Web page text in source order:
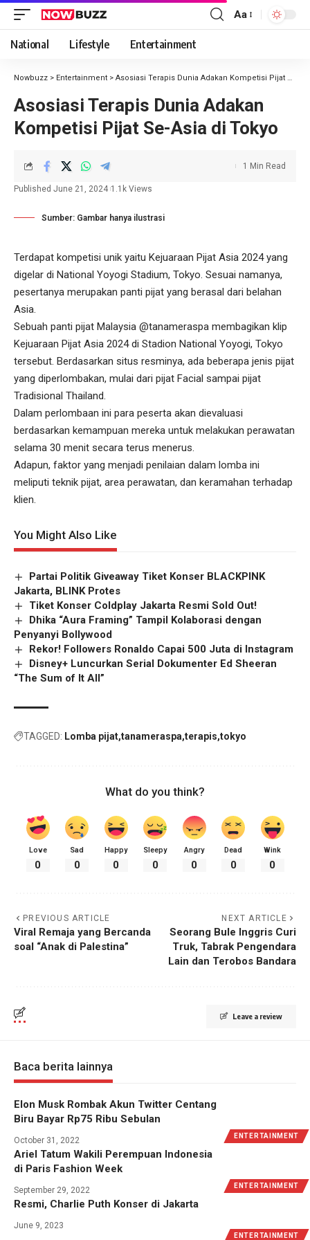
Aa
National Lifestyle Entertainment
Nowbuzz > Entertainment > Asosiasi Terapis Dunia Adakan Kompetisi Pijat Se-Asia di Tokyo
Asosiasi Terapis Dunia Adakan
Kompetisi Pijat Se-Asia di Tokyo
Published June 21, 2024 1.1k Views
1 Min Read
Sumber: Gambar hanya ilustrasi
Terdapat kompetisi unik yaitu Kejuaraan Pijat Asia 2024 yang
digelar di National Yoyogi Stadium, Tokyo. Sesuai namanya,
pesertanya merupakan panti pijat yang berasal dari belahan
Asia.
Sebuah panti pijat Malaysia @tanameraspa membagikan klip
Kejuaraan Pijat Asia 2024 di Stadion National Yoyogi, Tokyo
tersebut. Berdasarkan situs resminya, ada beberapa jenis pijat
yang diperlombakan, mulai dari pijat Facial sampai pijat
Tradisional Thailand.
Dalam perlombaan ini para peserta akan dievaluasi
berdasarkan kemampuan mereka untuk melakukan perawatan
selama 30 menit secara terus menerus.
Adapun, faktor yang menjadi penilaian dalam lomba ini
meliputi teknik pijat, area perawatan, dan keramahan terhadap
klien.
You Might Also Like
Partai Politik Giveaway Tiket Konser BLACKPINK
Jakarta, BLINK Protes
Tiket Konser Coldplay Jakarta Resmi Sold Out!
Dhika “Aura Framing” Tampil Kolaborasi dengan
Penyanyi Bollywood
Rekor! Followers Ronaldo Capai 500 Juta di Instagram
Disney+ Luncurkan Serial Dokumenter Ed Sheeran
“The Sum of It All”
TAGGED: Lomba pijat tanameraspa terapis tokyo
What do you think?
Love
0
Sad
0
Happy
0
Sleepy
0
Angry
0
Dead
0
Wink
0
PREVIOUS ARTICLE
Viral Remaja yang Bercanda
soal “Anak di Palestina”
NEXT ARTICLE
Seorang Bule Inggris Curi
Truk, Tabrak Pengendara
Lain dan Terobos Bandara
Leave a review
Baca berita lainnya
ENTERTAINMENT
Elon Musk Rombak Akun Twitter Centang
Biru Bayar Rp75 Ribu Sebulan
October 31, 2022
ENTERTAINMENT
Ariel Tatum Wakili Perempuan Indonesia
di Paris Fashion Week
September 29, 2022
ENTERTAINMENT
Resmi, Charlie Puth Konser di Jakarta
June 9, 2023